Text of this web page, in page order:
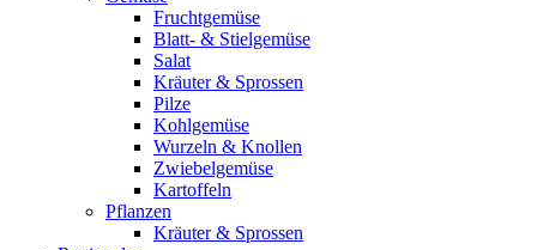
Fruchtgemüse
Blatt- & Stielgemüse
Salat
Kräuter & Sprossen
Pilze
Kohlgemüse
Wurzeln & Knollen
Zwiebelgemüse
Kartoffeln
Pflanzen
Kräuter & Sprossen